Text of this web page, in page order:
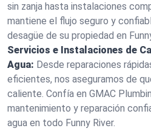
sin zanja hasta instalaciones
mantiene el flujo seguro y
desagüe de su propiedad en
Servicios e Instalaciones de
Agua: Desde reparaciones
eficientes, nos aseguramos de
caliente. Confía en GMAC
mantenimiento y reparación
agua en todo Funny River.